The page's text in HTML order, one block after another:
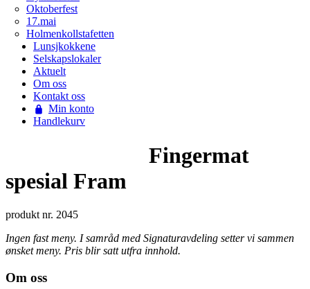
Oktoberfest
17.mai
Holmenkollstafetten
Lunsjkokkene
Selskapslokaler
Aktuelt
Om oss
Kontakt oss
Min konto
Handlekurv
Fingermat
spesial Fram
produkt nr. 2045
Ingen fast meny. I samråd med Signaturavdeling setter vi sammen
ønsket meny. Pris blir satt utfra innhold.
Om oss